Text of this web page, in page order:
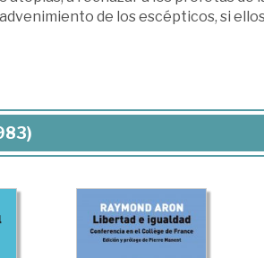
de los escépticos, si